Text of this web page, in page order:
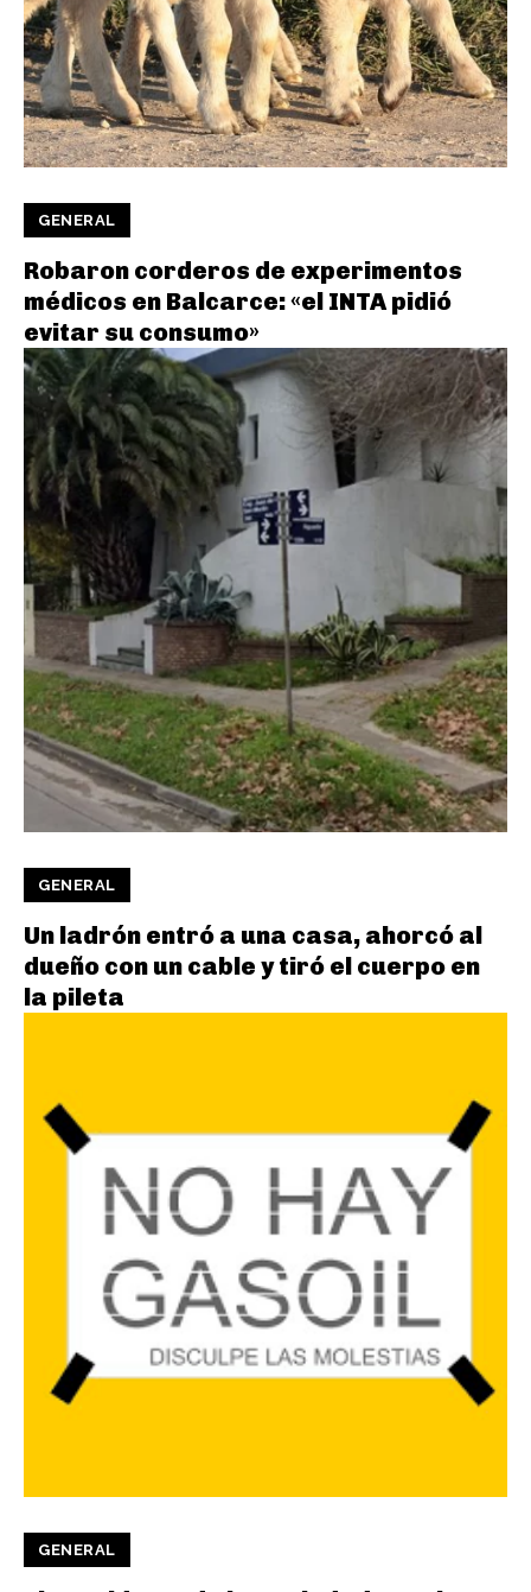
GENERAL
Robaron corderos de experimentos
médicos en Balcarce: «el INTA pidió
evitar su consumo»
GENERAL
Un ladrón entró a una casa, ahorcó al
dueño con un cable y tiró el cuerpo en
la pileta
GENERAL